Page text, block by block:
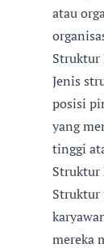
atau
Struktur
Jenis
posisi
yang
tinggi
Struktur
Struktur
mereka